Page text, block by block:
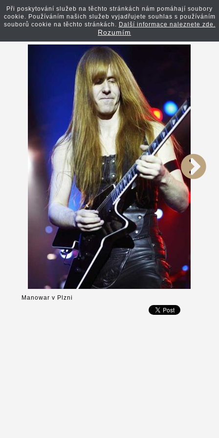
Zpět na článek
Manowar v Plzni
Při poskytování služeb na těchto stránkách nám pomáhají soubory
cookie. Používáním našich služeb vyjadřujete souhlas s používáním
souborů cookie na těchto stránkách. Další informace naleznete zde.
Rozumím